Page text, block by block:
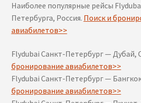
Наиболее популярные рейсы
Петербурга, Россия. Поиск и
авиабилетов>>
Flydubai Санкт-Петербург — Дубай,
бронирование авиабилетов>>
Flydubai Санкт-Петербург —
бронирование авиабилетов>>